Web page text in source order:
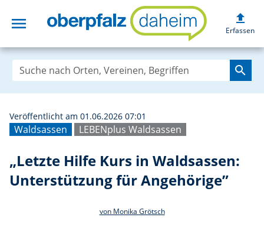
menu „Letzte Hilfe
upload
Erfassen
search
Waldsassen LEBENplus Waldsassen
Veröffentlicht am 01.06.2026 07:01
„Letzte Hilfe Kurs in Waldsassen:
Unterstützung für Angehörige”
von Monika Grötsch